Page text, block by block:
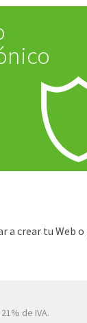
crear tu Web
de IVA.